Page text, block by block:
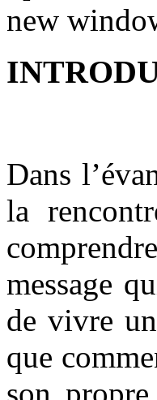
Dans
la
message
de vivre
que